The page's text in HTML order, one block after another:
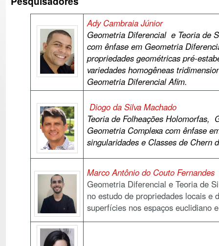
Ady Cambraia Júnior
Geometria Diferencial e Teoria de
com ênfase em Geometria
propriedades geométricas pré-
variedades homogêneas
Geometria Diferencial Afim.
Diogo da Silva Machado
Teoria de Folheações Holomorfas,
Geometria Complexa com ênfase
singularidades e Classes de Chern
Marco Antônio do Couto Fernandes
Geometria Diferencial e Teoria de
no estudo de propriedades locais e
superfícies nos espaços euclidiano